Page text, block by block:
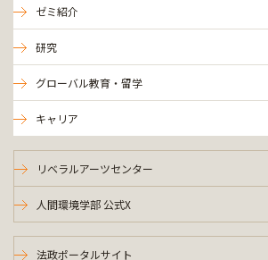
ゼミ紹介
研究
グローバル教育・留学
キャリア
リベラルアーツセンター
人間環境学部 公式X
法政ポータルサイト